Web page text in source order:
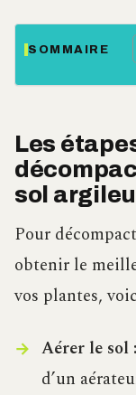
SOMMAIRE
Les
sol
Pour
obtenir le
vos plantes,
Aérer le sol :
d’un